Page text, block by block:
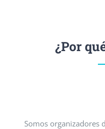
¿Por
Somos organizadores